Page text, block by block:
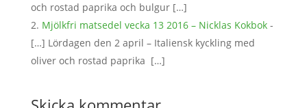
och rostad paprika och bulgur […]
Mjölkfri matsedel vecka 13 2016 – Nicklas Kokbok-
[…] Lördagen den 2 april – Italiensk kyckling med
oliver och rostad paprika […]